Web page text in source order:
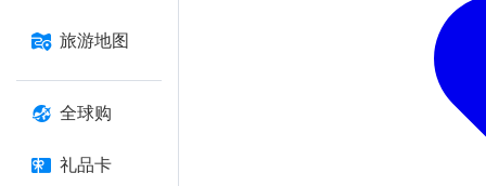
旅游地图
全球购
礼品卡